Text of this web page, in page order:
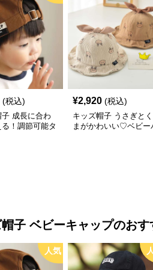
(税込)
子 成長に合わ
！調節可能タ
¥2,920 (税込)
キッズ帽子 うさぎとく
まがかわいい♡ベビー
子 ベビーキャップのおす
人気